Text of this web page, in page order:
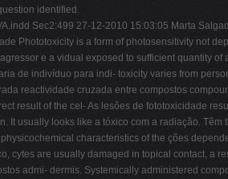
identified.
Sec2:499 27-12-2010 15:03:05 Marta
Phototoxicity is a form of photosensitivity not
e a vidual exposed to sufficient quantity
de indivíduo para indi- toxicity varies from
reactividade cruzada entre compostos
result of the cel- As lesões de fototoxicidade
It usually looks like a tóxico com a radiação.
characteristics of the ções
cytes are usually damaged in topical contact, a
admi- dermis. Systemically administered